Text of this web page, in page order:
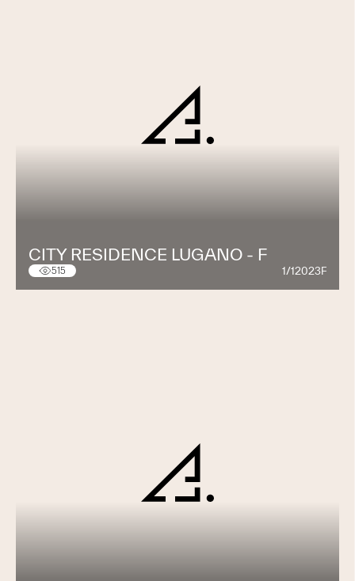
CITY RESIDENCE LUGANO - F
515 1/12023F